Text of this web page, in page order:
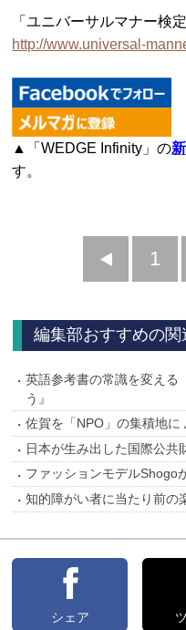
「ユニバーサルマナー検定
http://www.universal-
▲「WEDGE Infinity」の
す。
前
1
編集部おすすめの関
英語参考書の常識を変える
う』
佐賀を「NPO」の集積地
日本が生み出した国際公共
ファッションモデルShogo
知的障がい者に当たり前の
シェア